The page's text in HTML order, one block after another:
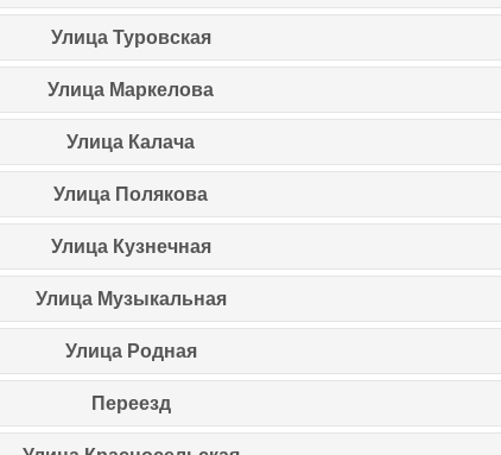
Улица Туровская
Улица Маркелова
Улица Калача
Улица Полякова
Улица Кузнечная
Улица Музыкальная
Улица Родная
Переезд